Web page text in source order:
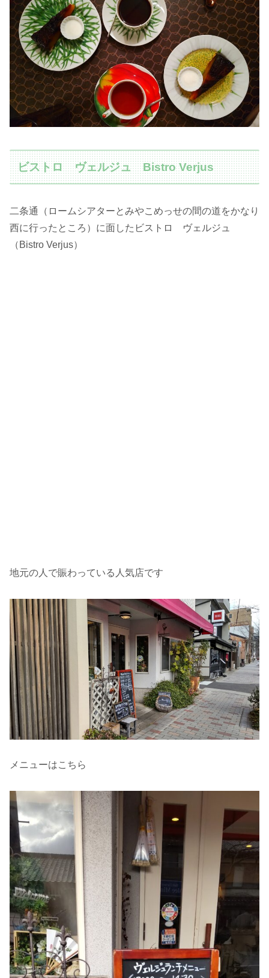
ビストロ ヴェルジュ Bistro Verjus
二条通（ロームシアターとみやこめっせの間の道をかなり
西に行ったところ）に面したビストロ ヴェルジュ
（Bistro Verjus）
地元の人で賑わっている人気店です
メニューはこちら